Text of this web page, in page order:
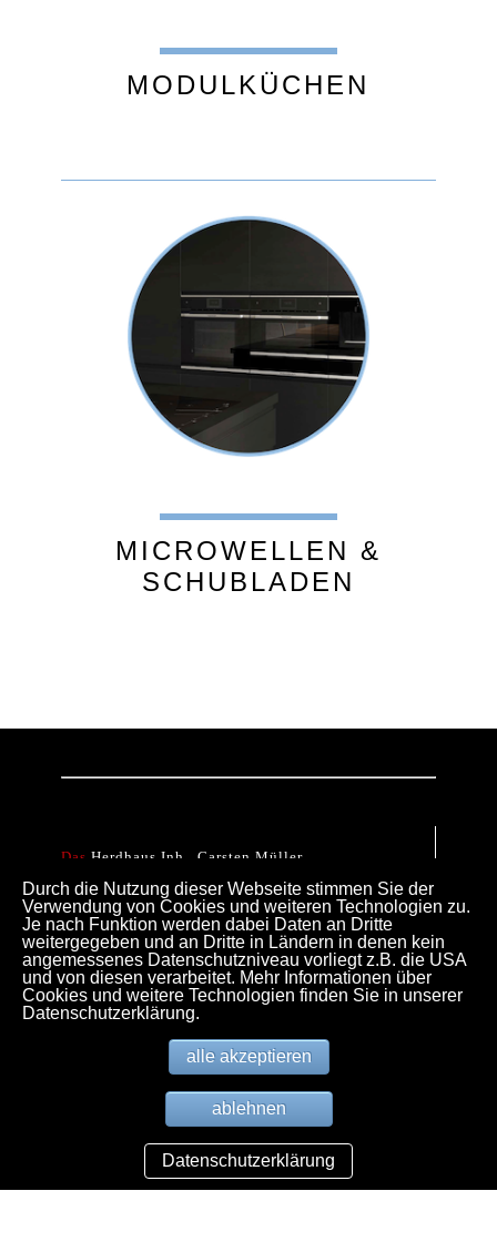
MODULKÜCHEN
MICROWELLEN &
SCHUBLADEN
Das Herdhaus Inh.. Carsten Müller
D 37574 Einbeck
tel. +49 5561 319 370 3
fax. +49 5561 971 351
email. info@das-herdhaus.de
Öffnungszeiten: nach Terminvereinbarung
© Das Herdhaus 2023
Durch die Nutzung dieser Webseite stimmen Sie der
Verwendung von Cookies und weiteren Technologien zu.
Je nach Funktion werden dabei Daten an Dritte
weitergegeben und an Dritte in Ländern in denen kein
angemessenes Datenschutzniveau vorliegt z.B. die USA
und von diesen verarbeitet. Mehr Informationen über
Cookies und weitere Technologien finden Sie in unserer
Datenschutzerklärung.
alle akzeptieren
ablehnen
Datenschutzerklärung